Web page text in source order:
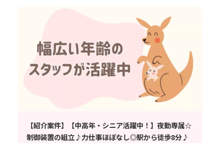
【紹介案件】【中高年・シニア活躍中！】夜勤専属☆
制御装置の組立♪力仕事ほぼなし◎駅から徒歩8分♪